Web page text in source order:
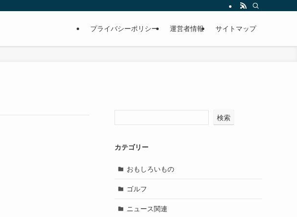
プライバシーポリシー 運営者情報 サイトマップ
検索
カテゴリー
おもしろいもの
ゴルフ
ニュース関連